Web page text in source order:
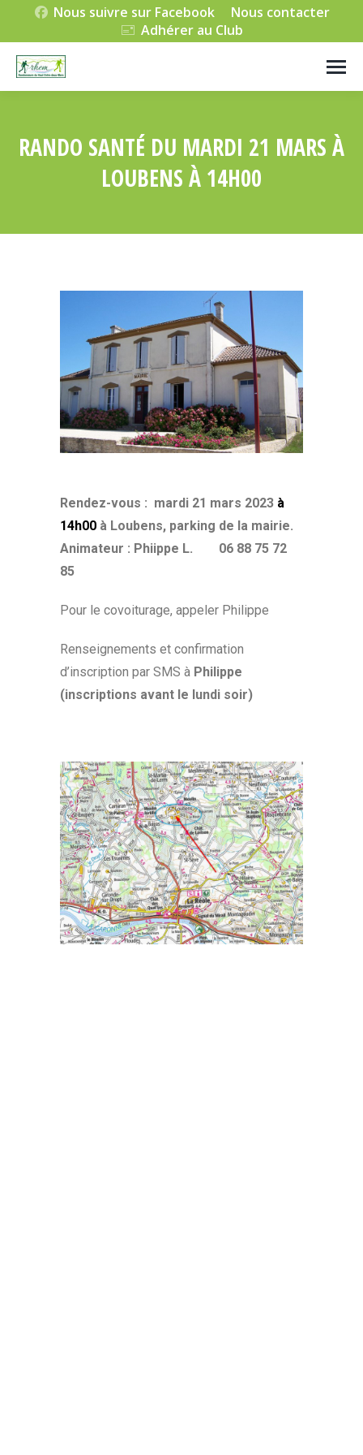
Nous suivre sur Facebook
Nous contacter
Adhérer au Club
RANDO SANTÉ DU MARDI 21 MARS À
LOUBENS À 14H00
Rendez-vous : mardi 21 mars 2023 à
14h00 à Loubens, parking de la mairie.
Animateur : Phiippe L. 06 88 75 72
85
Pour le covoiturage, appeler Philippe
Renseignements et confirmation
d’inscription par SMS à Philippe
(inscriptions avant le lundi soir)